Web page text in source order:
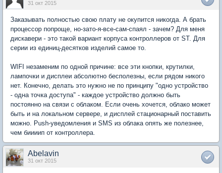
31 окт 2015
Заказывать полностью свою плату не окупится никогда. А брать
процессор попроще, но-зато-я-все-сам-спаял - зачем? Для меня
дискавери - это такой вариант корпуса контроллеров от ST. Для
серии из единиц-десятков изделий самое то.
WIFI незаменим по одной причине: все эти кнопки, крутилки,
лампочки и дисплеи абсолютно бесполезны, если рядом никого
нет. Конечно, делать это нужно не по принципу "одно устройство
- одна точка доступа" - каждое устройство должно быть
постоянно на связи с облаком. Если очень хочется, облако может
быть и на локальном сервере, и дисплей стационарный поставить
можно. Push-уведомления и SMS из облака опять же полезнее,
чем биииип от контроллера.
Abelavin
31 окт 2015